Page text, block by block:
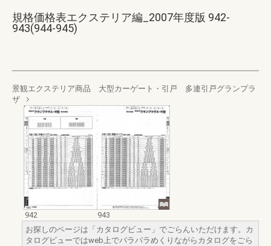
規格価格表エクステリア編_2007年度版 942-
943(944-945)
景観エクステリア商品 大型カーゲート・引戸 多連引戸グランプラ
ザ
942
943
お探しのページは「カタログビュー」でごらんいただけます。カ
タログビューではweb上でパラパラめくりながらカタログをごら